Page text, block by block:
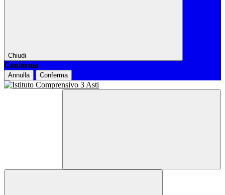
Chiudi
Conferma
Annulla Conferma